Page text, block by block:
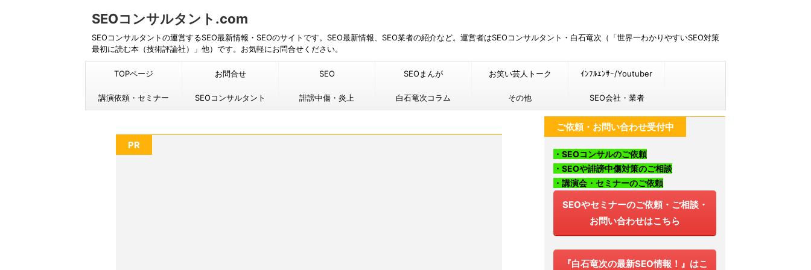
SEOコンサルタント.com
SEOコンサルタントの運営するSEO最新情報・SEOのサイトです。SEO最新情報、SEO業者の紹介など。運営者はSEOコンサルタント・白石竜次（「世界一わかりやすいSEO対策
最初に読む本（技術評論社）」他）です。お気軽にお問合せください。
TOPページ お問合せ SEO SEOまんが お笑い芸人トーク ｲﾝﾌﾙｴﾝｻｰ/Youtuber
講演依頼・セミナー SEOコンサルタント 誹謗中傷・炎上 白石竜次コラム その他 SEO会社・業者
PR
ご依頼・お問い合わせ受付中
・SEOコンサルのご依頼
・SEOや誹謗中傷対策のご相談
・講演会・セミナーのご依頼
SEOやセミナーのご依頼・ご相談・
お問い合わせはこちら
『白石竜次の最新SEO情報！』はこ